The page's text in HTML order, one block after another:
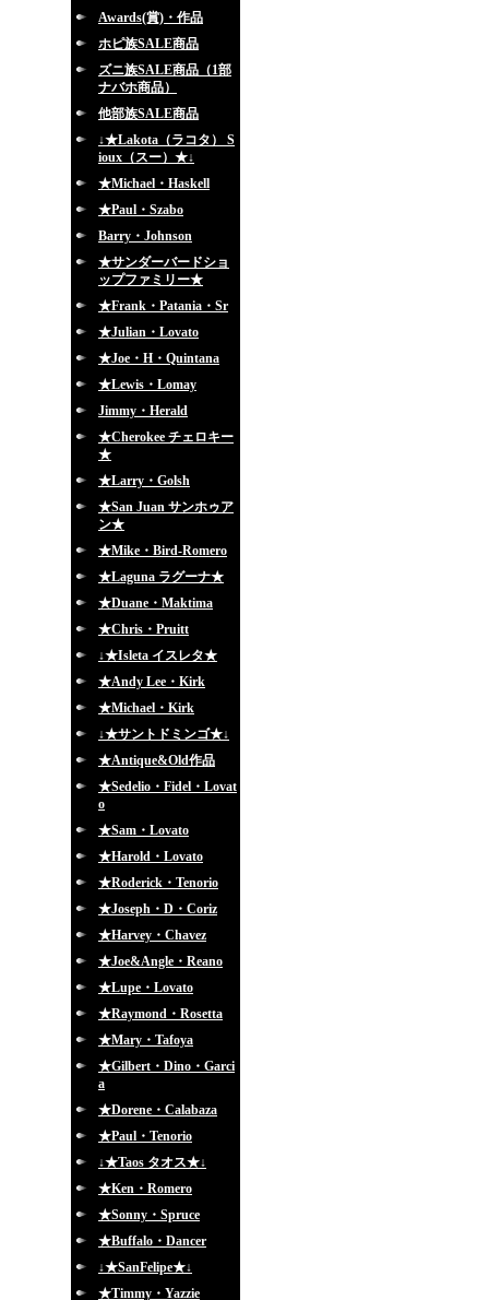
Awards(賞)・作品
ホピ族SALE商品
ズニ族SALE商品（1部
ナバホ商品）
他部族SALE商品
↓★Lakota（ラコタ） S
ioux（スー）★↓
★Michael・Haskell
★Paul・Szabo
Barry・Johnson
★サンダーバードショ
ップファミリー★
★Frank・Patania・Sr
★Julian・Lovato
★Joe・H・Quintana
★Lewis・Lomay
Jimmy・Herald
★Cherokee チェロキー
★
★Larry・Golsh
★San Juan サンホゥア
ン★
★Mike・Bird-Romero
★Laguna ラグーナ★
★Duane・Maktima
★Chris・Pruitt
↓★Isleta イスレタ★
★Andy Lee・Kirk
★Michael・Kirk
↓★サントドミンゴ★↓
★Antique&Old作品
★Sedelio・Fidel・Lovat
o
★Sam・Lovato
★Harold・Lovato
★Roderick・Tenorio
★Joseph・D・Coriz
★Harvey・Chavez
★Joe&Angle・Reano
★Lupe・Lovato
★Raymond・Rosetta
★Mary・Tafoya
★Gilbert・Dino・Garci
a
★Dorene・Calabaza
★Paul・Tenorio
↓★Taos タオス★↓
★Ken・Romero
★Sonny・Spruce
★Buffalo・Dancer
↓★SanFelipe★↓
★Timmy・Yazzie